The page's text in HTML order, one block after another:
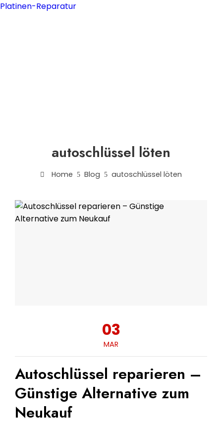
Platinen-Reparatur
autoschlüssel löten
Home Blog autoschlüssel löten
03
MAR
Autoschlüssel reparieren –
Günstige Alternative zum
Neukauf